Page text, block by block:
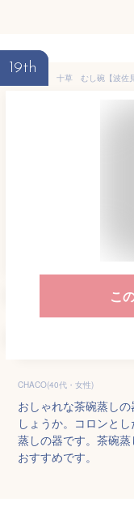
19th
こ
CHACO(40代・女性)
おしゃれな茶碗蒸し
しょうか。コロンと
蒸しの器です。茶碗
おすすめです。